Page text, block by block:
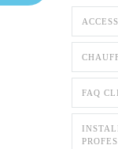
FAQ